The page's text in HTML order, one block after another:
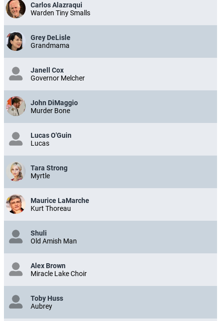
Carlos Alazraqui
Warden Tiny Smalls
Grey DeLisle
Grandmama
Janell Cox
Governor Melcher
John DiMaggio
Murder Bone
Lucas O'Guin
Lucas
Tara Strong
Myrtle
Maurice LaMarche
Kurt Thoreau
Shuli
Old Amish Man
Alex Brown
Miracle Lake Choir
Toby Huss
Aubrey